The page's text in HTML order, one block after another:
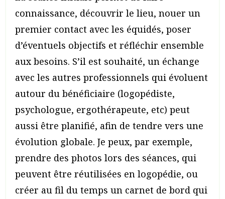
connaissance, découvrir le lieu, nouer un
premier contact avec les équidés, poser
d’éventuels objectifs et réfléchir ensemble
aux besoins. S’il est souhaité, un échange
avec les autres professionnels qui évoluent
autour du bénéficiaire (logopédiste,
psychologue, ergothérapeute, etc) peut
aussi être planifié, afin de tendre vers une
évolution globale. Je peux, par exemple,
prendre des photos lors des séances, qui
peuvent être réutilisées en logopédie, ou
créer au fil du temps un carnet de bord qui